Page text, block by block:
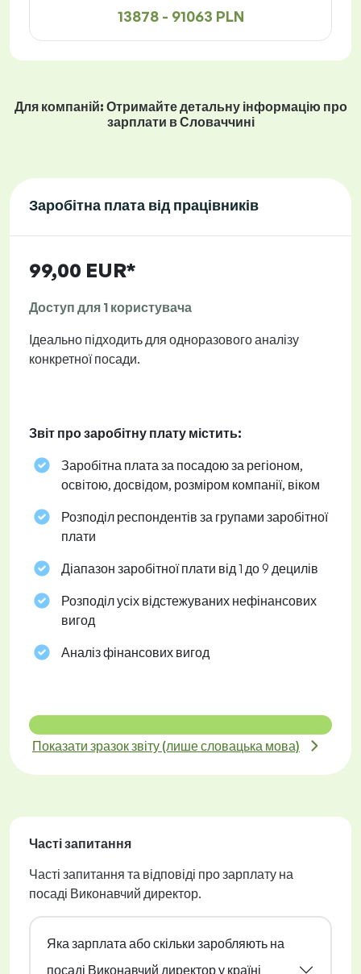
13878 - 91063 PLN
Для компаній: Отримайте детальну інформацію про
зарплати в Словаччині
Заробітна плата від працівників
99,00 EUR*
Доступ для 1 користувача
Ідеально підходить для одноразового аналізу
конкретної посади.
Звіт про заробітну плату містить:
Заробітна плата за посадою за регіоном,
освітою, досвідом, розміром компанії, віком
Розподіл респондентів за групами заробітної
плати
Діапазон заробітної плати від 1 до 9 децилів
Розподіл усіх відстежуваних нефінансових
вигод
Аналіз фінансових вигод
Показати зразок звіту (лише словацька мова)
Часті запитання
Часті запитання та відповіді про зарплату на
посаді Виконавчий директор.
Яка зарплата або скільки заробляють на
посаді Виконавчий директор у країні